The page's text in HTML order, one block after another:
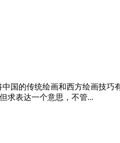
国的传统绘画和西方绘画技
求表达一个意思，不管...